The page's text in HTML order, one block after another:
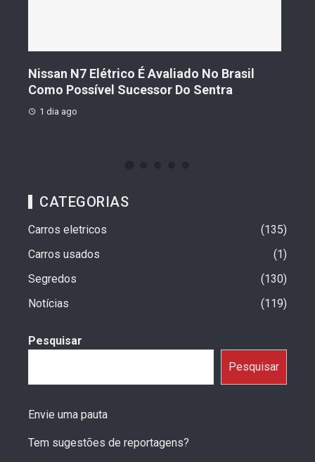
Nissan N7 Elétrico É Avaliado No Brasil
Como Possível Sucessor Do Sentra
1 dia ago
CATEGORIAS
Carros eletricos
135
Carros usados
1
Segredos
130
Notícias
119
Pesquisar
Pesquisar
Envie uma pauta
Tem sugestões de reportagens?